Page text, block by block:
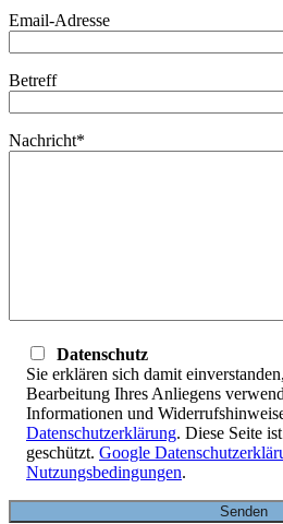
Email-Adresse
Betreff
Nachricht*
Datenschutz
Sie erklären sich damit
Bearbeitung Ihres Anliegens
Informationen und
Datenschutzerklärung. Diese Seite
geschützt. Google
Nutzungsbedingungen.